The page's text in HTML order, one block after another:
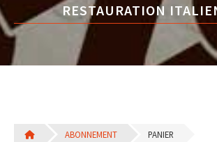
RESTAURATION
ABONNEMENT PANIER